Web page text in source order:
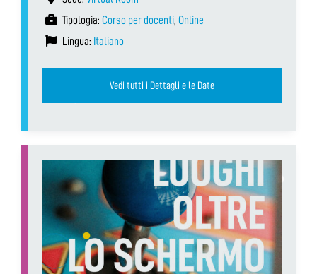
Tipologia: Corso per docenti, Online
Lingua: Italiano
Vedi tutti i Dettagli e le Date